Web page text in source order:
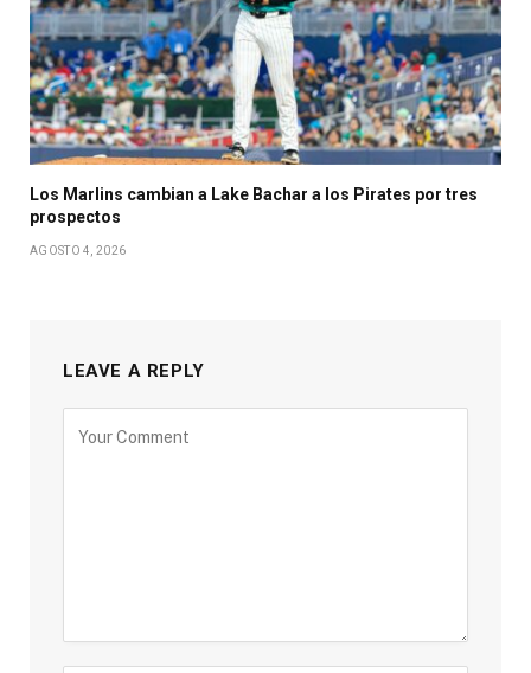
Los Marlins cambian a Lake Bachar a los Pirates por tres
prospectos
AGOSTO 4, 2026
LEAVE A REPLY